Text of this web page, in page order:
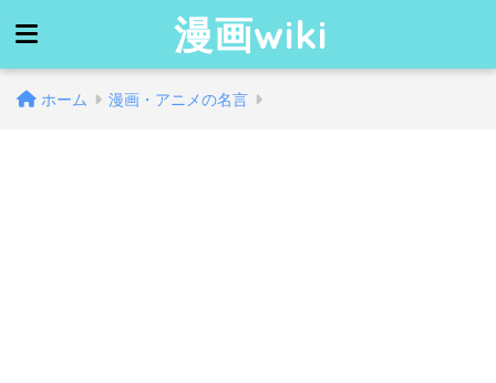
漫画wiki
ホーム 漫画・アニメの名言